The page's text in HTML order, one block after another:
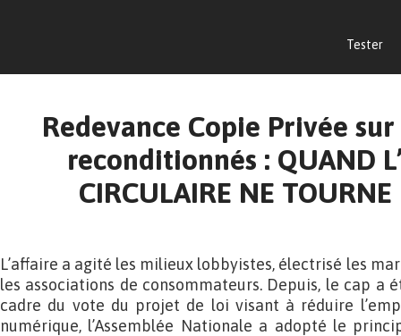
Tester
Redevance Copie Privée
reconditionnés : QUAND
CIRCULAIRE NE TOURNE
L’affaire a agité les milieux lobbyistes, électrisé les
les associations de consommateurs. Depuis, le cap a
cadre du vote du projet de loi visant à réduire
numérique, l’Assemblée Nationale a adopté le